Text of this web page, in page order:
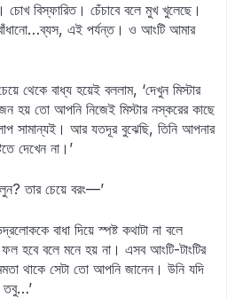
চোখ বিস্ফারিত। চেঁচাবে বলে মুখ খুলেছে।
বাঁধানো…ব্যস, এই পর্যন্ত। ও আংটি আমার
থেকে বাধ্য হয়েই বললাম, ‘দেখুন মিস্টার
হয় তো আপনি নিজেই মিস্টার নস্করের কাছে
সামান্যই। আর যতদূর বুঝেছি, তিনি আপনার
দেখেন না।’
তার চেয়ে বরং—’
বাধা দিয়ে স্পষ্ট কথাটা না বলে
হবে বলে মনে হয় না। এসব আংটি-টাংটির
থাকে সেটা তো আপনি জানেন। উনি যদি
তবু…’